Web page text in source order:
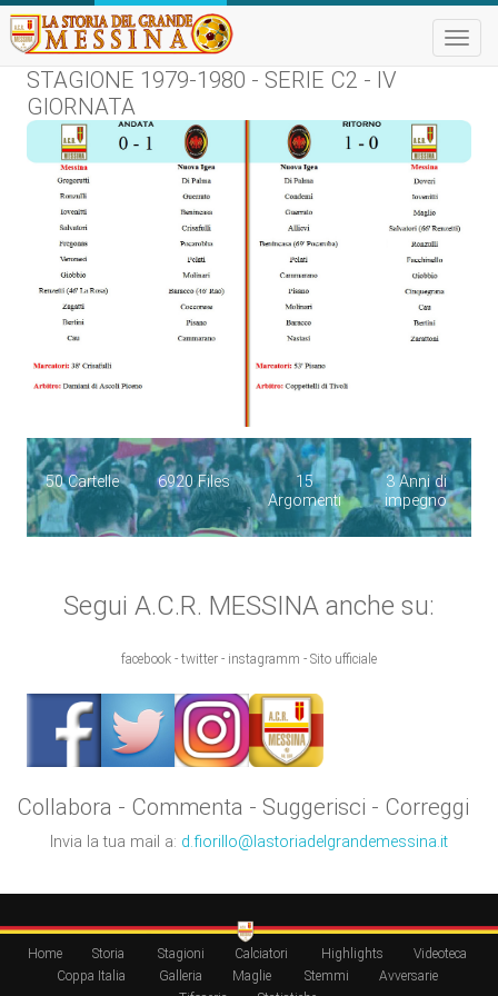
Toggle
STAGIONE 1979-1980 - SERIE C2 - IV
GIORNATA
50 Cartelle 6920 Files
15
Argomenti
3 Anni di
impegno
Segui A.C.R. MESSINA anche su:
facebook - twitter - instagramm - Sito ufficiale
Collabora - Commenta - Suggerisci - Correggi
Invia la tua mail a: d.fiorillo@lastoriadelgrandemessina.it
Home Storia Stagioni Calciatori Highlights
Videoteca
Coppa Italia
Galleria Maglie Stemmi
Avversarie